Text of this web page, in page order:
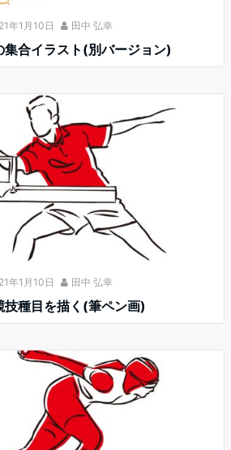
年1月10日 田中 弘幸
合イラスト(別バージョン)
年1月10日 田中 弘幸
種目を描く(筆ペン画)